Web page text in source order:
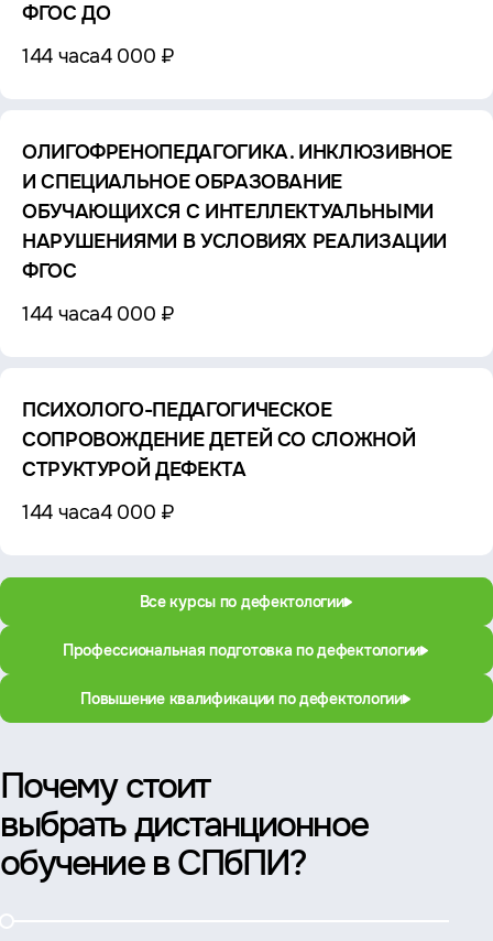
ФГОС ДО
144 часа4 000 ₽
ОЛИГОФРЕНОПЕДАГОГИКА. ИНКЛЮЗИВНОЕ
И СПЕЦИАЛЬНОЕ ОБРАЗОВАНИЕ
ОБУЧАЮЩИХСЯ С ИНТЕЛЛЕКТУАЛЬНЫМИ
НАРУШЕНИЯМИ В УСЛОВИЯХ РЕАЛИЗАЦИИ
ФГОС
144 часа4 000 ₽
ПСИХОЛОГО-ПЕДАГОГИЧЕСКОЕ
СОПРОВОЖДЕНИЕ ДЕТЕЙ СО СЛОЖНОЙ
СТРУКТУРОЙ ДЕФЕКТА
144 часа4 000 ₽
Все курсы по дефектологии
Профессиональная подготовка по дефектологии
Повышение квалификации по дефектологии
Почему стоит
выбрать дистанционное
обучение в СПбПИ?